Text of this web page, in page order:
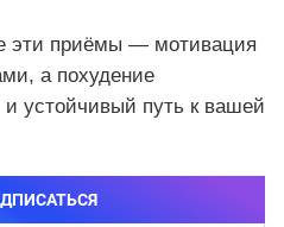
эти приёмы — мотивация
а похудение
и устойчивый путь к вашей